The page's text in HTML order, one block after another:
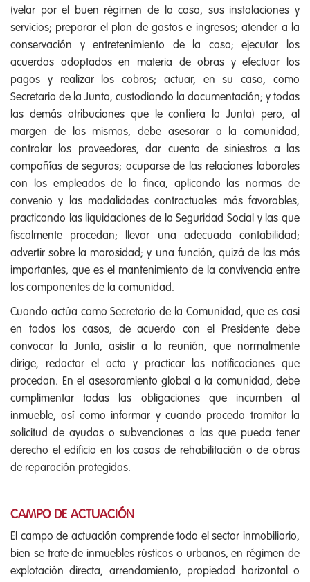
(velar por el buen régimen de la casa, sus instalaciones y
servicios; preparar el plan de gastos e ingresos; atender a la
conservación y entretenimiento de la casa; ejecutar los
acuerdos adoptados en materia de obras y efectuar los
pagos y realizar los cobros; actuar, en su caso, como
Secretario de la Junta, custodiando la documentación; y todas
las demás atribuciones que le confiera la Junta) pero, al
margen de las mismas, debe asesorar a la comunidad,
controlar los proveedores, dar cuenta de siniestros a las
compañías de seguros; ocuparse de las relaciones laborales
con los empleados de la finca, aplicando las normas de
convenio y las modalidades contractuales más favorables,
practicando las liquidaciones de la Seguridad Social y las que
fiscalmente procedan; llevar una adecuada contabilidad;
advertir sobre la morosidad; y una función, quizá de las más
importantes, que es el mantenimiento de la convivencia entre
los componentes de la comunidad.
Cuando actúa como Secretario de la Comunidad, que es casi
en todos los casos, de acuerdo con el Presidente debe
convocar la Junta, asistir a la reunión, que normalmente
dirige, redactar el acta y practicar las notificaciones que
procedan. En el asesoramiento global a la comunidad, debe
cumplimentar todas las obligaciones que incumben al
inmueble, así como informar y cuando proceda tramitar la
solicitud de ayudas o subvenciones a las que pueda tener
derecho el edificio en los casos de rehabilitación o de obras
de reparación protegidas.
CAMPO DE ACTUACIÓN
El campo de actuación comprende todo el sector inmobiliario,
bien se trate de inmuebles rústicos o urbanos, en régimen de
explotación directa, arrendamiento, propiedad horizontal o